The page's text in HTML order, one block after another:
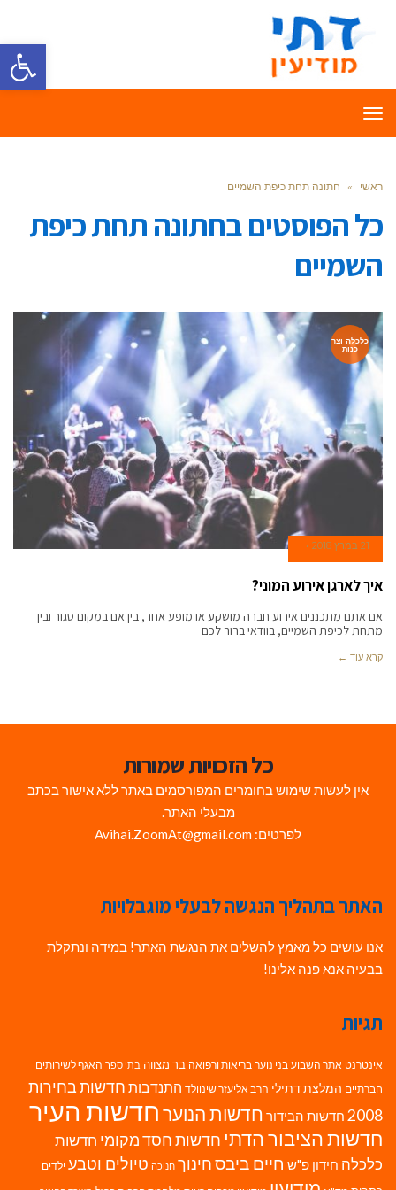
פתח
תפריט
ראשי » חתונה תחת כיפת השמיים
כל הפוסטים בחתונה תחת כיפת
השמיים
כלכלה וצר
כנות
21 במרץ 2018
איך לארגן אירוע המוני?
אם אתם מתכננים אירוע חברה מושקע או מופע אחר, בין אם במקום סגור ובין
מתחת לכיפת השמיים, בוודאי ברור לכם
קרא עוד ←
כל הזכויות שמורות
אין לעשות שימוש בחומרים המפורסמים באתר ללא אישור בכתב
מבעלי האתר.
לפרטים: Avihai.ZoomAt@gmail.com
האתר בתהליך הנגשה לבעלי מוגבלויות
אנו עושים כל מאמץ להשלים את הנגשת האתר! במידה ונתקלת
בבעיה אנא פנה אלינו!
תגיות
אינטרנט אתר השבוע בני נוער בריאות ורפואה בר מצווה בתי ספר האגף לשירותים
חברתיים המלצת דתילי הרב אליעזר שינוולד התנדבות חדשות בחירות
2008 חדשות הבידור חדשות הנוערחדשות העיר
חדשות הציבור הדתי חדשות חסד מקומי חדשות
כלכלה חידון פ"ש חיים ביבסחינוך חנוכה טיולים וטבע ילדים